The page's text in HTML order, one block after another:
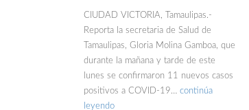
CIUDAD VICTORIA, Tamaulipas.-
Reporta la secretaria de Salud de
Tamaulipas, Gloria Molina Gamboa, que
durante la mañana y tarde de este
lunes se confirmaron 11 nuevos casos
positivos a COVID-19… continúa
leyendo